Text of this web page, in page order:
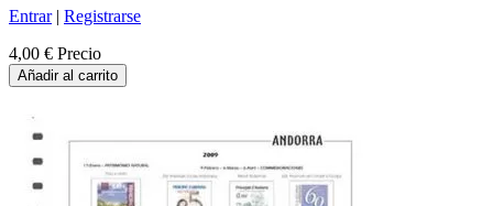
Entrar| Registrarse
4,00 € Precio
Añadir al carrito